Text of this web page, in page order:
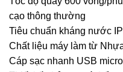
cạo thông thường
Tiêu chuẩn kháng nước
Chất liệu máy làm từ
Cáp sạc nhanh USB